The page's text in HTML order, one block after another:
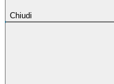
Chiudi